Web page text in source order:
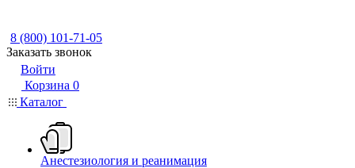
8 (800) 101-71-05
Заказать звонок
Войти
Корзина 0
Каталог
Анестезиология и реанимация